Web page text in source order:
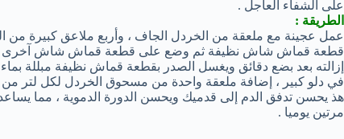
على الشفاء العاجل .
الطريقة :
عمل عجينة مع ملعقة من الخردل الجاف ، وأربع ملاعق كبيرة من
قطعة قماش شاش نظيفة ثم وضع على قطعة قماش شاش آخرى
إزالته بعد بضع دقائق ويغسل الصدر بقطعة قماش نظيفة مبللة
في دلو كبير ، إضافة ملعقة واحدة من مسحوق الخردل لكل لتر من
هذ يحسن تدفق الدم إلى قدميك ويحسن الدورة الدموية ، مما
مرتين يوميا .